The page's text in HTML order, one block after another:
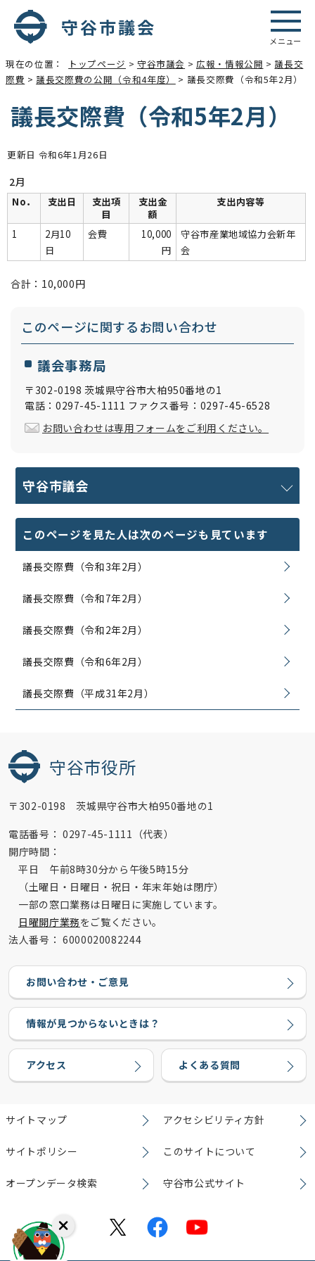
メニュー
現在の位置： トップページ > 守谷市議会 >広報・情報公開 > 議長交
際費 > 議長交際費の公開（令和4年度） > 議長交際費（令和5年2月）
議長交際費（令和5年2月）
更新日 令和6年1月26日
2月
No． 支出日
支出項
目
支出金
額
支出内容等
1
2月10
日
会費
10,000
円
守谷市産業地域協力会新年
会
合計：10,000円
このページに関するお問い合わせ
議会事務局
〒302-0198 茨城県守谷市大柏950番地の1
電話：0297-45-1111 ファクス番号：0297-45-6528
お問い合わせは専用フォームをご利用ください。
守谷市議会
このページを見た人は次のページも見ています
議長交際費（令和3年2月）
議長交際費（令和7年2月）
議長交際費（令和2年2月）
議長交際費（令和6年2月）
議長交際費（平成31年2月）
守谷市役所
〒302-0198 茨城県守谷市大柏950番地の1
電話番号： 0297-45-1111（代表）
開庁時間：
平日 午前8時30分から午後5時15分
（土曜日・日曜日・祝日・年末年始は閉庁）
一部の窓口業務は日曜日に実施しています。
日曜開庁業務をご覧ください。
法人番号： 6000020082244
お問い合わせ・ご意見
情報が見つからないときは？
アクセス よくある質問
サイトマップ アクセシビリティ方針
サイトポリシー このサイトについて
オープンデータ検索 守谷市公式サイト